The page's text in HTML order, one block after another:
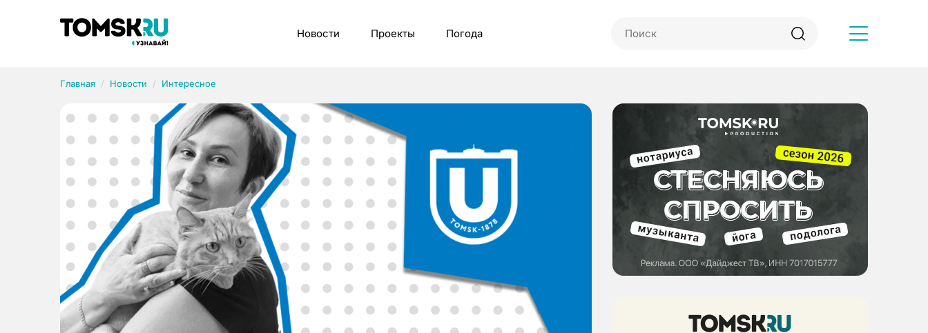
Новости Проекты Погода
Главная Новости Интересное
Рубрики